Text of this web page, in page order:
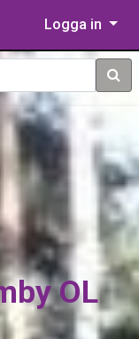
Logga in
Sök
OL